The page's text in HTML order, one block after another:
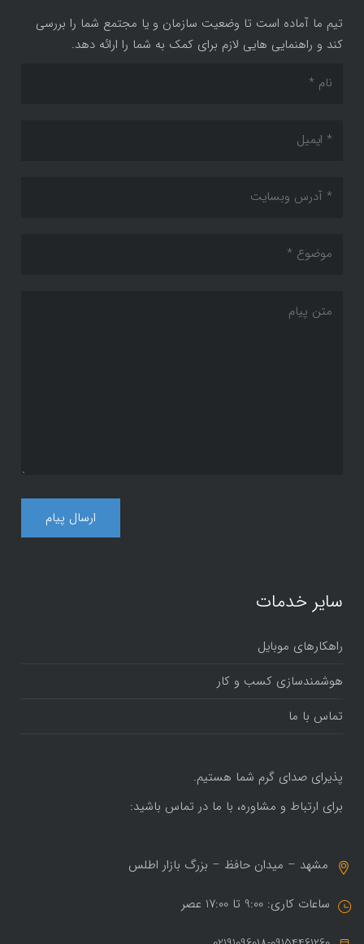
تیم ما آماده است تا وضعیت سازمان و یا مجتمع شما را بررسی
کند و راهنمایی هایی لازم برای کمک به شما را ارائه دهد.
سایر خدمات
راهکارهای موبایل
هوشمندسازی کسب و کار
تماس با ما
پذیرای صدای گرم شما هستیم.
برای ارتباط و مشاوره، با ما در تماس باشید:
مشهد – میدان حافظ – بزرگ بازار اطلس
ساعات کاری: 9:00 تا 17:00 عصر